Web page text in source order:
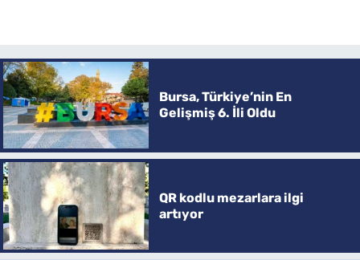
Bursa, Türkiye’nin En
Gelişmiş 6. İli Oldu
QR kodlu mezarlara ilgi
artıyor